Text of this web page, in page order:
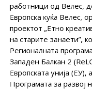
работници од Велес,
Европска куќа Велес,
проектот „Етно
на старите занаети”,
Регионалната
Западен Балкан 2
Европската унија (ЕУ),
Програмата за